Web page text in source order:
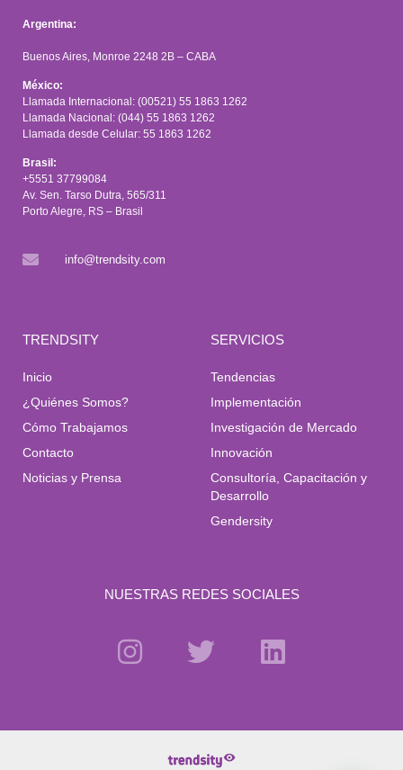
Argentina:
Buenos Aires, Monroe 2248 2B – CABA
México:
Llamada Internacional: (00521) 55 1863 1262
Llamada Nacional: (044) 55 1863 1262
Llamada desde Celular: 55 1863 1262
Brasil:
+5551 37799084
Av. Sen. Tarso Dutra, 565/311
Porto Alegre, RS – Brasil
info@trendsity.com
TRENDSITY
Inicio
¿Quiénes Somos?
Cómo Trabajamos
Contacto
Noticias y Prensa
SERVICIOS
Tendencias
Implementación
Investigación de Mercado
Innovación
Consultoría, Capacitación y
Desarrollo
Gendersity
NUESTRAS REDES SOCIALES